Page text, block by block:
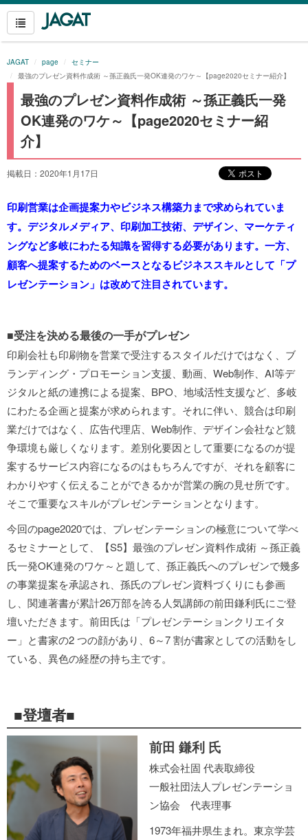
JAGAT page
セミナー
最強のプレゼン資料作成術 ～孫正義氏一発OK連発のワケ～【page2020セミナー紹介】
最強のプレゼン資料作成術 ～孫正義氏一発
OK連発のワケ～【page2020セミナー紹
介】
掲載日：2020年1月17日
印刷営業は企画提案力やビジネス構築力まで求められていま
す。デジタルメディア、印刷加工技術、デザイン、マーケティ
ングなど多岐にわたる知識を習得する必要があります。一方、
顧客へ提案するためのベースとなるビジネススキルとして「プ
レゼンテーション」は改めて注目されています。
■受注を決める最後の一手がプレゼン
印刷会社も印刷物を営業で受注するスタイルだけではなく、ブ
ランディング・プロモーション支援、動画、Web制作、AI等デ
ジタルと紙の連携による提案、BPO、地域活性支援など、多岐
にわたる企画と提案が求められます。それに伴い、競合は印刷
業だけではなく、広告代理店、Web制作、デザイン会社など競
争環境も厳しくなります。差別化要因として重要になるのが提
案するサービス内容になるのはもちろんですが、それを顧客に
わかりやすく伝えることができるかが営業の腕の見せ所です。
そこで重要なスキルがプレゼンテーションとなります。
今回のpage2020では、プレゼンテーションの極意について学べ
るセミナーとして、【S5】最強のプレゼン資料作成術 ～孫正義
氏一発OK連発のワケ～と題して、孫正義氏へのプレゼンで幾多
の事業提案を承認され、孫氏のプレゼン資料づくりにも参画
し、関連著書が累計26万部を誇る人気講師の前田鎌利氏にご登
壇いただきます。前田氏は「プレゼンテーションクリエイタ
ー」と書家の2 つの顔があり、6～7 割が書家としての活動をし
ている、異色の経歴の持ち主です。
■登壇者■
前田 鎌利 氏
株式会社固 代表取締役
一般社団法人プレゼンテーショ
ン協会 代表理事
1973年福井県生まれ。東京学芸